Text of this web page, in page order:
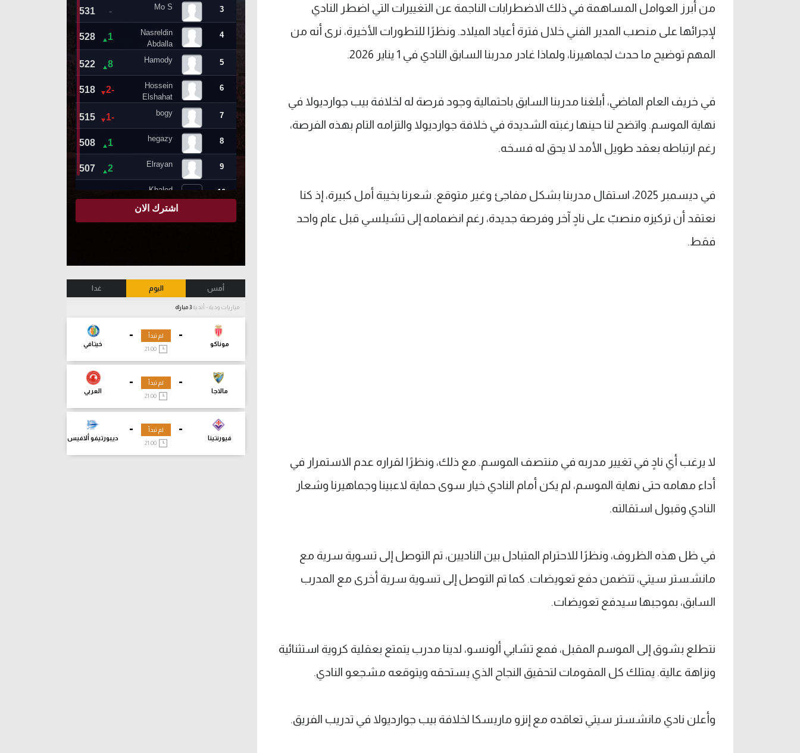
من أبرز العوامل المساهمة في ذلك الاضطرابات الناجمة عن التغييرات التي اضطر النادي
لإجرائها على منصب المدير الفني خلال فترة أعياد الميلاد. ونظرًا للتطورات الأخيرة، نرى أنه من
المهم توضيح ما حدث لجماهيرنا، ولماذا غادر مدربنا السابق النادي في 1 يناير 2026.
في خريف العام الماضي، أبلغنا مدربنا السابق باحتمالية وجود فرصة له لخلافة بيب جوارديولا في
نهاية الموسم. واتضح لنا حينها رغبته الشديدة في خلافة جوارديولا والتزامه التام بهذه الفرصة،
رغم ارتباطه بعقد طويل الأمد لا يحق له فسخه.
في ديسمبر 2025، استقال مدربنا بشكل مفاجئ وغير متوقع. شعرنا بخيبة أمل كبيرة، إذ كنا
نعتقد أن تركيزه منصبّ على نادٍ آخر وفرصة جديدة، رغم انضمامه إلى تشيلسي قبل عام واحد
فقط.
لا يرغب أي نادٍ في تغيير مدربه في منتصف الموسم. مع ذلك، ونظرًا لقراره عدم الاستمرار في
أداء مهامه حتى نهاية الموسم، لم يكن أمام النادي خيار سوى حماية لاعبينا وجماهيرنا وشعار
النادي وقبول استقالته.
في ظل هذه الظروف، ونظرًا للاحترام المتبادل بين الناديين، تم التوصل إلى تسوية سرية مع
مانشستر سيتي، تتضمن دفع تعويضات. كما تم التوصل إلى تسوية سرية أخرى مع المدرب
السابق، بموجبها سيدفع تعويضات.
نتطلع بشوق إلى الموسم المقبل، فمع تشابي ألونسو، لدينا مدرب يتمتع بعقلية كروية استثنائية
ونزاهة عالية. يمتلك كل المقومات لتحقيق النجاح الذي يستحقه ويتوقعه مشجعو النادي.
وأعلن نادي مانشستر سيتي تعاقده مع إنزو ماريسكا لخلافة بيب جوارديولا في تدريب الفريق.
أمس اليوم غدا
مباريات ودية - أندية
-
موناكو
-
خيتافي
لم تبدأ
-
مالاجا
-
العربي
لم تبدأ
-
فيورنتينا
-
ديبورتيفو ألافيس
لم تبدأ